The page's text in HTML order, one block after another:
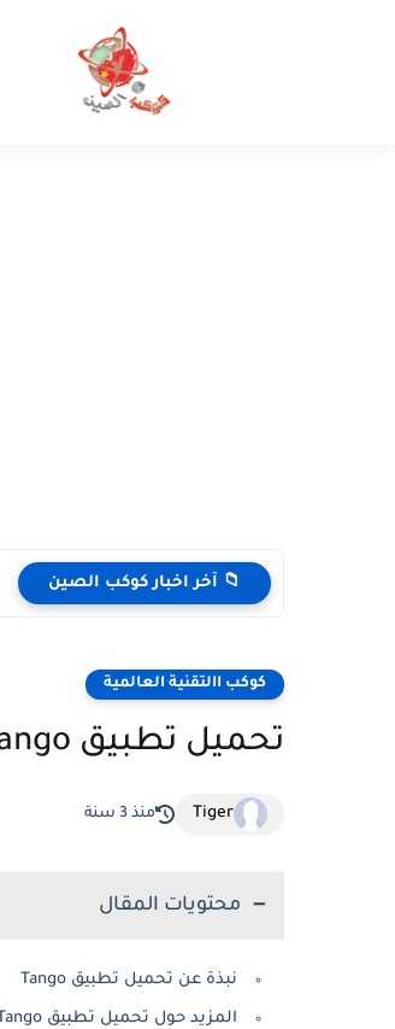
📁 آخر اخبار كوكب الصين
كوكب االتقنية العالمية
تحميل تطبيق Tango للأندرويد مجاناً مع الشرح
Tiger منذ 3 سنة
محتويات المقال
نبذة عن تحميل تطبيق Tango
المزيد حول تحميل تطبيق Tango